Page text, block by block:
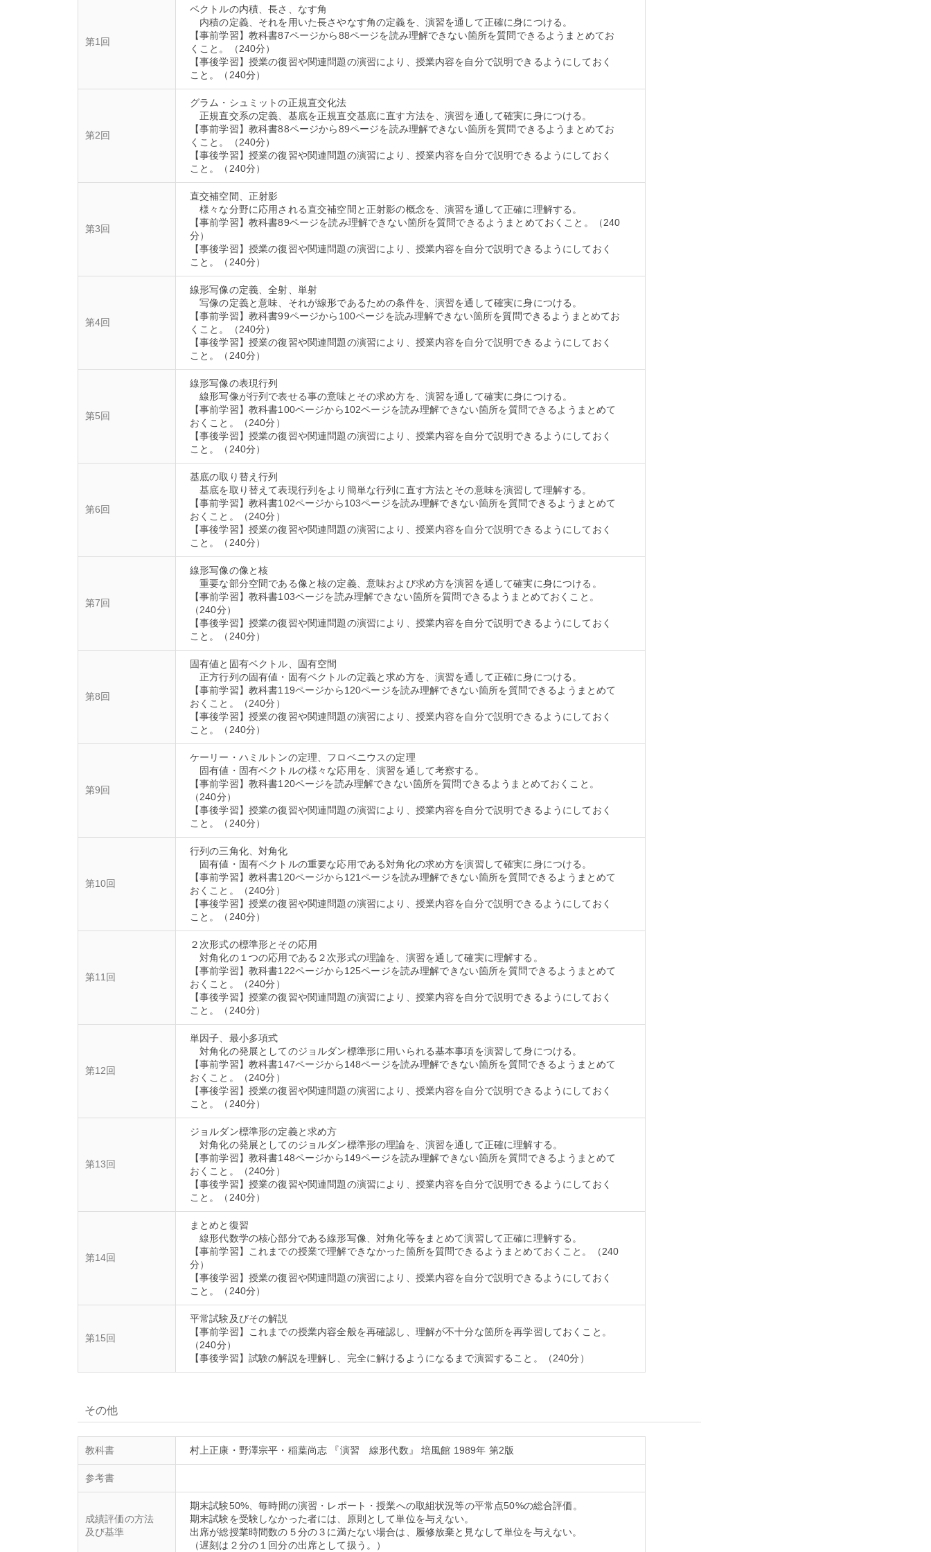
第1回
ベクトルの内積、長さ、なす角
内積の定義、それを用いた長さやなす角の定義を、演習を通して正確に身につける。
【事前学習】教科書87ページから88ページを読み理解できない箇所を質問できるようまとめてお
くこと。（240分）
【事後学習】授業の復習や関連問題の演習により、授業内容を自分で説明できるようにしておく
第2回
グラム・シュミットの正規直交化法
正規直交系の定義、基底を正規直交基底に直す方法を、演習を通して確実に身につける。
【事前学習】教科書88ページから89ページを読み理解できない箇所を質問できるようまとめてお
くこと。（240分）
【事後学習】授業の復習や関連問題の演習により、授業内容を自分で説明できるようにしておく
第3回
直交補空間、正射影
様々な分野に応用される直交補空間と正射影の概念を、演習を通して正確に理解する。
【事前学習】教科書89ページを読み理解できない箇所を質問できるようまとめておくこと。（240
分）
【事後学習】授業の復習や関連問題の演習により、授業内容を自分で説明できるようにしておく
第4回
線形写像の定義、全射、単射
写像の定義と意味、それが線形であるための条件を、演習を通して確実に身につける。
【事前学習】教科書99ページから100ページを読み理解できない箇所を質問できるようまとめてお
くこと。（240分）
【事後学習】授業の復習や関連問題の演習により、授業内容を自分で説明できるようにしておく
第5回
線形写像の表現行列
線形写像が行列で表せる事の意味とその求め方を、演習を通して確実に身につける。
【事前学習】教科書100ページから102ページを読み理解できない箇所を質問できるようまとめて
おくこと。（240分）
【事後学習】授業の復習や関連問題の演習により、授業内容を自分で説明できるようにしておく
第6回
基底の取り替え行列
基底を取り替えて表現行列をより簡単な行列に直す方法とその意味を演習して理解する。
【事前学習】教科書102ページから103ページを読み理解できない箇所を質問できるようまとめて
おくこと。（240分）
【事後学習】授業の復習や関連問題の演習により、授業内容を自分で説明できるようにしておく
第7回
線形写像の像と核
重要な部分空間である像と核の定義、意味および求め方を演習を通して確実に身につける。
【事前学習】教科書103ページを読み理解できない箇所を質問できるようまとめておくこと。
（240分）
【事後学習】授業の復習や関連問題の演習により、授業内容を自分で説明できるようにしておく
第8回
固有値と固有ベクトル、固有空間
正方行列の固有値・固有ベクトルの定義と求め方を、演習を通して正確に身につける。
【事前学習】教科書119ページから120ページを読み理解できない箇所を質問できるようまとめて
おくこと。（240分）
【事後学習】授業の復習や関連問題の演習により、授業内容を自分で説明できるようにしておく
第9回
ケーリー・ハミルトンの定理、フロベニウスの定理
固有値・固有ベクトルの様々な応用を、演習を通して考察する。
【事前学習】教科書120ページを読み理解できない箇所を質問できるようまとめておくこと。
（240分）
【事後学習】授業の復習や関連問題の演習により、授業内容を自分で説明できるようにしておく
第10回
行列の三角化、対角化
固有値・固有ベクトルの重要な応用である対角化の求め方を演習して確実に身につける。
【事前学習】教科書120ページから121ページを読み理解できない箇所を質問できるようまとめて
おくこと。（240分）
【事後学習】授業の復習や関連問題の演習により、授業内容を自分で説明できるようにしておく
第11回
２次形式の標準形とその応用
対角化の１つの応用である２次形式の理論を、演習を通して確実に理解する。
【事前学習】教科書122ページから125ページを読み理解できない箇所を質問できるようまとめて
おくこと。（240分）
【事後学習】授業の復習や関連問題の演習により、授業内容を自分で説明できるようにしておく
第12回
単因子、最小多項式
対角化の発展としてのジョルダン標準形に用いられる基本事項を演習して身につける。
【事前学習】教科書147ページから148ページを読み理解できない箇所を質問できるようまとめて
おくこと。（240分）
【事後学習】授業の復習や関連問題の演習により、授業内容を自分で説明できるようにしておく
第13回
ジョルダン標準形の定義と求め方
対角化の発展としてのジョルダン標準形の理論を、演習を通して正確に理解する。
【事前学習】教科書148ページから149ページを読み理解できない箇所を質問できるようまとめて
おくこと。（240分）
【事後学習】授業の復習や関連問題の演習により、授業内容を自分で説明できるようにしておく
第14回
まとめと復習
線形代数学の核心部分である線形写像、対角化等をまとめて演習して正確に理解する。
【事前学習】これまでの授業で理解できなかった箇所を質問できるようまとめておくこと。（240
分）
【事後学習】授業の復習や関連問題の演習により、授業内容を自分で説明できるようにしておく
第15回
平常試験及びその解説
【事前学習】これまでの授業内容全般を再確認し、理解が不十分な箇所を再学習しておくこと。
（240分）
その他
教科書 村上正康・野澤宗平・稲葉尚志 『演習 線形代数』 培風館 1989年 第2版
参考書
成績評価の方法
及び基準
期末試験50%、毎時間の演習・レポート・授業への取組状況等の平常点50%の総合評価。
期末試験を受験しなかった者には、原則として単位を与えない。
出席が総授業時間数の５分の３に満たない場合は、履修放棄と見なして単位を与えない。